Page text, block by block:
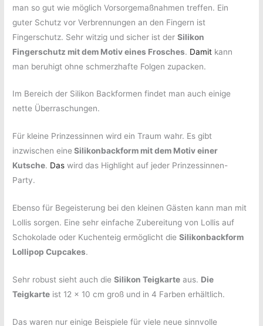
man so gut wie möglich Vorsorgemaßnahmen treffen. Ein
guter Schutz vor Verbrennungen an den Fingern ist
Fingerschutz. Sehr witzig und sicher ist derSilikon
Fingerschutz mit dem Motiv eines Frosches. Damit kann
man beruhigt ohne schmerzhafte Folgen zupacken.
Im Bereich der Silikon Backformen findet man auch einige
nette Überraschungen.
Für kleine Prinzessinnen wird ein Traum wahr. Es gibt
inzwischen eine Silikonbackform mit dem Motiv einer
Kutsche. Das wird das Highlight auf jeder Prinzessinnen-
Party.
Ebenso für Begeisterung bei den kleinen Gästen kann man mit
Lollis sorgen. Eine sehr einfache Zubereitung von Lollis auf
Schokolade oder Kuchenteig ermöglicht dieSilikonbackform
Lollipop Cupcakes.
Sehr robust sieht auch dieSilikon Teigkarte aus. Die
Teigkarte ist 12 x 10 cm groß und in 4 Farben erhältlich.
Das waren nur einige Beispiele für viele neue sinnvolle